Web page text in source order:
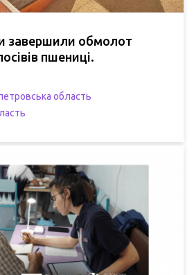
завершили обмолот
пшениці.
область